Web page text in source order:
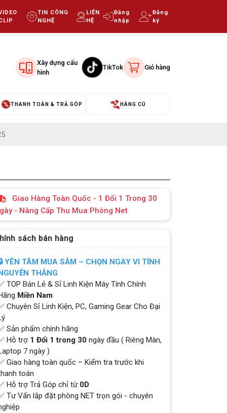
TIN CÔNG
NGHỆ
LIÊN
HỆ
Đăng
nhập
Đăng
ký
Xây dựng cấu
hình
TikTok Giỏ hàng
THANH TOÁN & TRẢ GÓP HÀNG CŨ
Giao Hàng Toàn Quốc - 1 Đổi 1 Trong 30
- Nâng Cấp Thu Mua Phòng Net
sách bán hàng
YÊN TÂM MUA SẮM – CHỌN NGAY VI TÍNH
THẮNG
TOP Bán Lẻ & Sỉ Linh Kiện Máy Tính Chính
Miền Nam
Chuyên Sỉ Linh Kiện, PC, Gaming Gear Cho Đại
Sản phẩm chính hãng
Hỗ trợ 1 Đổi 1 trong 30 ngày đầu ( Riêng Màn,
7 ngày )
Giao hàng toàn quốc – Kiểm tra trước khi
toán
Hỗ trợ Trả Góp chỉ từ 0D
Tư Vấn lắp đặt phòng NET trọn gói - chuyên